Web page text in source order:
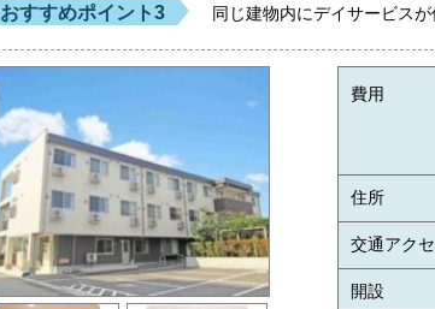
おすすめポイント3 同じ建物内にデイサービス
費用
住所
交通アク
開設